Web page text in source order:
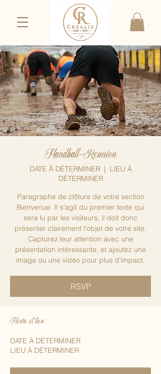
Handball-Reunion
DATE À DÉTERMINER
  |
LIEU À
DÉTERMINER
Paragraphe de clôture de votre section
Bienvenue. Il s'agit du premier texte qui
sera lu par les visiteurs, il doit donc
présenter clairement l'objet de votre site.
Capturez leur attention avec une
présentation intéressante, et ajoutez une
image ou une vidéo pour plus d'impact.
RSVP
Heure et lieu
DATE À DÉTERMINER
LIEU À DÉTERMINER